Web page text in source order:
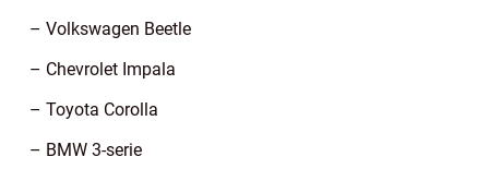
– Volkswagen Beetle
– Chevrolet Impala
– Toyota Corolla
– BMW 3-serie